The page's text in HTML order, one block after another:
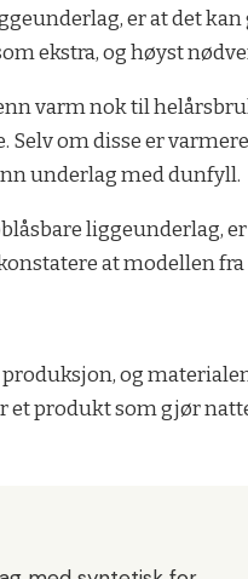
er at det
ekstra, og høyst
varm nok til
om disse er
underlag med dunfyll.
liggeunderlag,
at modellen
og
produkt som gjør